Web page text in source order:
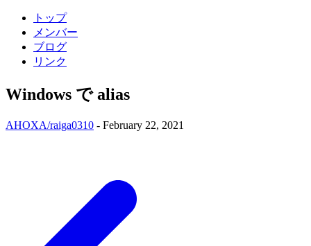
トップ
メンバー
ブログ
リンク
Windows で alias
AHOXA/raiga0310 - February 22, 2021